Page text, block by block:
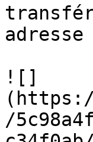
![]
/